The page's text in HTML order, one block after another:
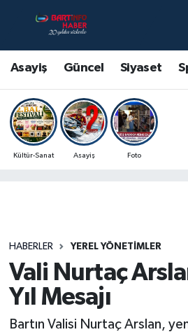
Asayiş Güncel Siyaset
Kültür-Sanat Asayiş Foto
HABERLER YEREL YÖNETIMLER
Vali Nurtaç
Yıl Mesajı
Bartın Valisi Nurtaç Arslan,
Asayiş
Bartın Hakkında
Çevre
Eğitim
Kültür-Sanat
Magazin
Bartın Nöbetçi Eczaneler
Bartın Hava Durumu
Bartin Namaz Vakitleri
Bartın Trafik Yoğunluk
Son Dakika Haberleri
Haber Arşivi